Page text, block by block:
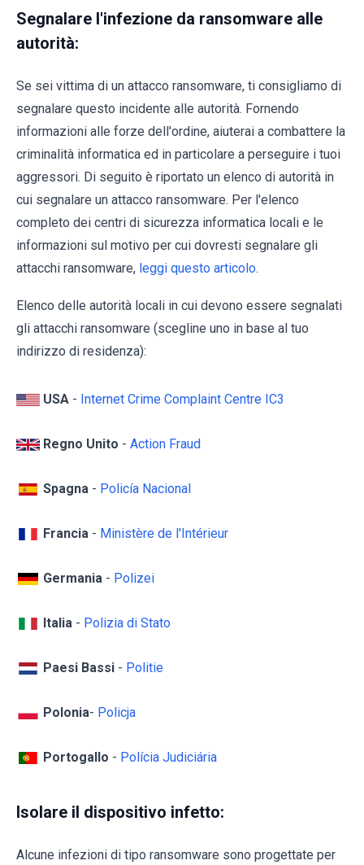
Segnalare l'infezione da ransomware alle
autorità:
Se sei vittima di un attacco ransomware, ti consigliamo di
segnalare questo incidente alle autorità. Fornendo
informazioni alle forze dell'ordine, aiuterai a combattere la
criminalità informatica ed in particolare a perseguire i tuoi
aggressori. Di seguito è riportato un elenco di autorità in
cui segnalare un attacco ransomware. Per l'elenco
completo dei centri di sicurezza informatica locali e le
informazioni sul motivo per cui dovresti segnalare gli
attacchi ransomware, leggi questo articolo.
Elenco delle autorità locali in cui devono essere segnalati
gli attacchi ransomware (scegline uno in base al tuo
indirizzo di residenza):
USA - Internet Crime Complaint Centre IC3
Regno Unito - Action Fraud
Spagna - Policía Nacional
Francia - Ministère de l'Intérieur
Germania - Polizei
Italia - Polizia di Stato
Paesi Bassi - Politie
Polonia- Policja
Portogallo - Polícia Judiciária
Isolare il dispositivo infetto:
Alcune infezioni di tipo ransomware sono progettate per